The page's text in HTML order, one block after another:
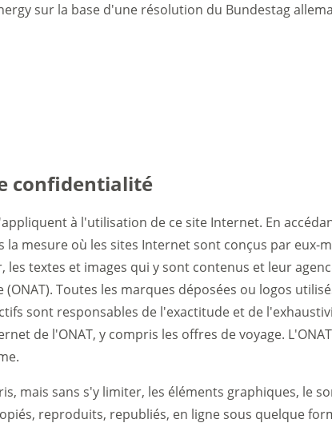
sur la base d'une résolution du Bundestag
confidentialité
à l'utilisation de ce site Internet. En
mesure où les sites Internet sont conçus par eux-
les textes et images qui y sont contenus et leur
Toutes les marques déposées ou logos
sont responsables de l'exactitude et de
de l'ONAT, y compris les offres de voyage.
mais sans s'y limiter, les éléments graphiques, le
reproduits, republiés, en ligne sous quelque